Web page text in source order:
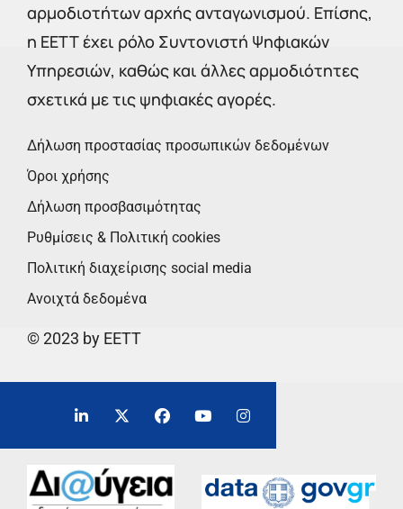
αρμοδιοτήτων αρχής ανταγωνισμού. Επίσης,
η ΕΕΤΤ έχει ρόλο Συντονιστή Ψηφιακών
Υπηρεσιών, καθώς και άλλες αρμοδιότητες
σχετικά με τις ψηφιακές αγορές.
Δήλωση προστασίας προσωπικών δεδομένων
Όροι χρήσης
Δήλωση προσβασιμότητας
Ρυθμίσεις & Πολιτική cookies
Πολιτική διαχείρισης social media
Ανοιχτά δεδομένα
© 2023 by EETT